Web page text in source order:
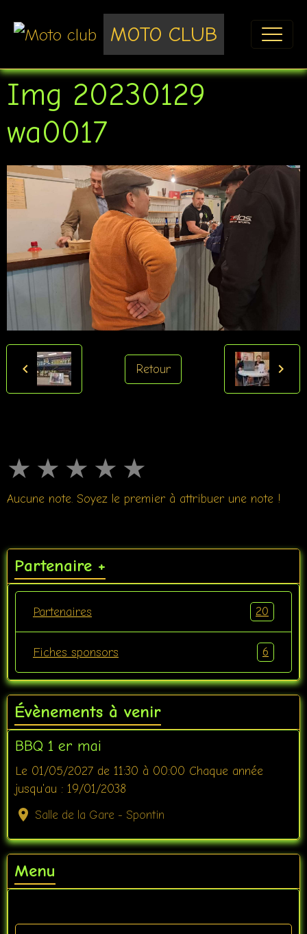
MOTO CLUB
Img 20230129
wa0017
Retour
★ ★ ★ ★ ★
Aucune note. Soyez le premier à attribuer une note !
Partenaire +
Partenaires 20
Fiches sponsors 6
Évènements à venir
BBQ 1 er mai
Le 01/05/2027 de 11:30 à 00:00 Chaque année
jusqu'au : 19/01/2038
Salle de la Gare - Spontin
Menu